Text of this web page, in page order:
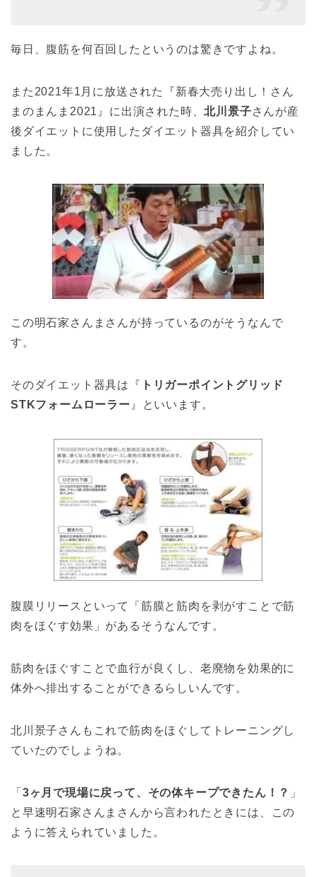
毎日、腹筋を何百回したというのは驚きですよね。
また2021年1月に放送された『新春大売り出し！さん
まのまんま2021』に出演された時、北川景子さんが産
後ダイエットに使用したダイエット器具を紹介してい
ました。
この明石家さんまさんが持っているのがそうなんで
す。
そのダイエット器具は『 トリガーポイントグリッド
STKフォームローラー 』といいます。
腹膜リリースといって「筋膜と筋肉を剥がすことで筋
肉をほぐす効果」があるそうなんです。
筋肉をほぐすことで血行が良くし、老廃物を効果的に
体外へ排出することができるらしいんです。
北川景子さんもこれで筋肉をほぐしてトレーニングし
ていたのでしょうね。
「 3ヶ月で現場に戻って、その体キープできたん！？ 」
と早速明石家さんまさんから言われたときには、この
ように答えられていました。